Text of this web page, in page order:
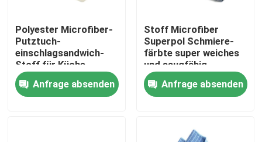
Startseite
Produkte
Polyester Microfiber-
Putztuch-
einschlagsandwich-
Stoff für Küche
Anfrage absenden
Stoff Microfiber
Superpol Schmiere-
färbte super weiches
und saugfähig
Anfrage absenden